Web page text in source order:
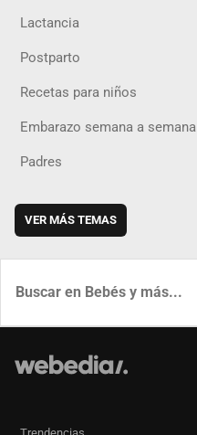
Lactancia
Postparto
Recetas para niños
Embarazo semana a semana
Padres
VER MÁS TEMAS